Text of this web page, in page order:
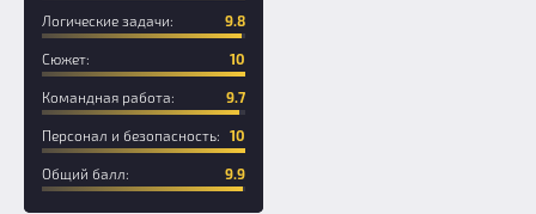
Логические задачи: 9.8
Сюжет: 10
Командная работа: 9.7
Персонал и безопасность: 10
Общий балл: 9.9